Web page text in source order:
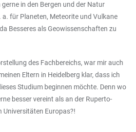
in den Bergen und der Natur
für Planeten, Meteorite und Vulkane
Besseres als Geowissenschaften zu
des Fachbereichs, war mir auch
Eltern in Heidelberg klar, dass ich
Studium beginnen möchte. Denn wo
besser vereint als an der Ruperto-
Universitäten Europas?!